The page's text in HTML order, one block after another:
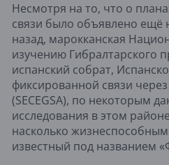
Несмотря на то, что о
связи было объявлено ещё
назад, марокканская
изучению Гибралтарского
испанский собрат,
фиксированной связи
(SECEGSA), по некоторым
исследования в этом
насколько
известный под названием